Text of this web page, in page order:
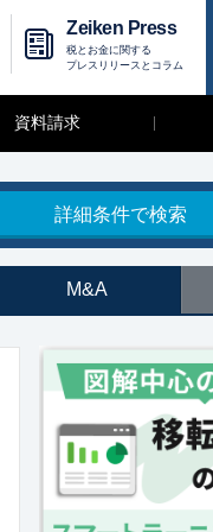
Zeiken Press
税とお金に関する
プレスリリースとコラム
資料請求
詳細条件で検索
M&A